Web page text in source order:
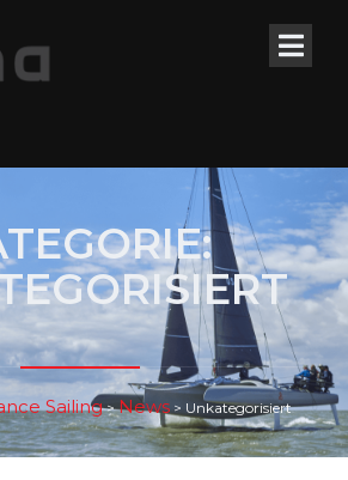
Sailing>News> Unkategorisiert